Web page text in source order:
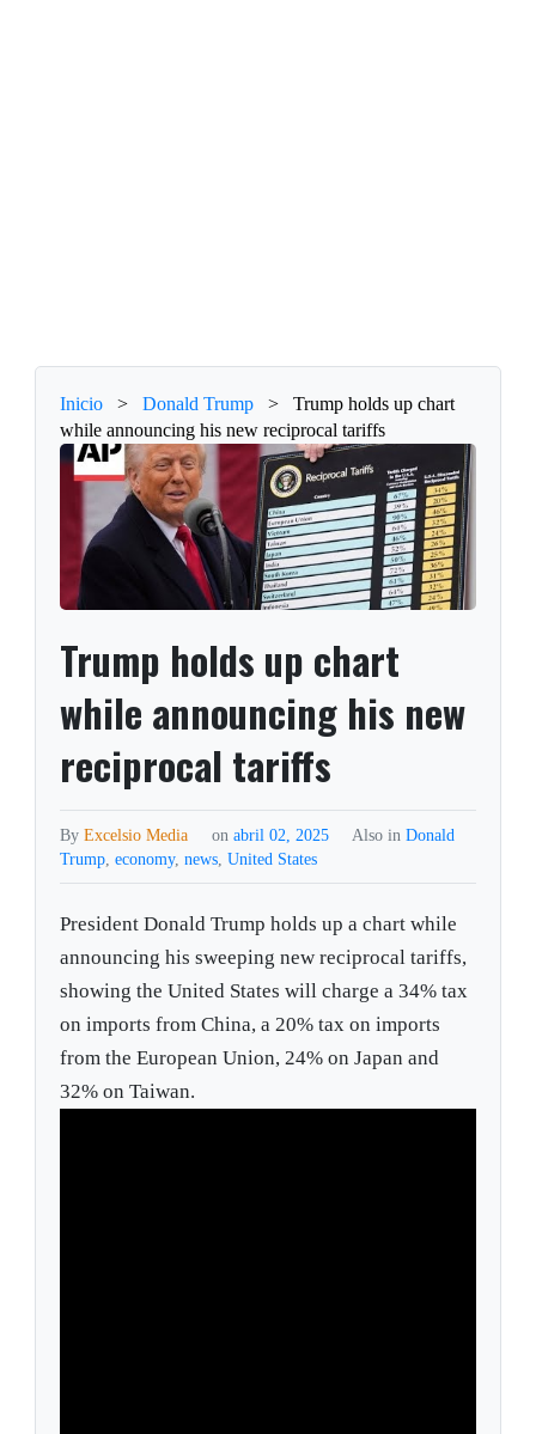
Inicio > Donald Trump >
Trump holds up chart
while announcing his new reciprocal tariffs
Trump holds up chart
while announcing his new
reciprocal tariffs
ByExcelsio Media on abril 02, 2025 Also in Donald
Trump,economy,news,United States
President Donald Trump holds up a chart while
announcing his sweeping new reciprocal tariffs,
showing the United States will charge a 34% tax
on imports from China, a 20% tax on imports
from the European Union, 24% on Japan and
32% on Taiwan.